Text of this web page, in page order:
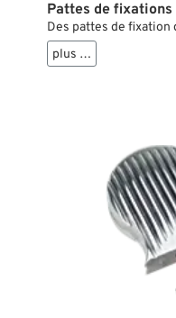
Pattes de
Des pattes de fixation
plus …